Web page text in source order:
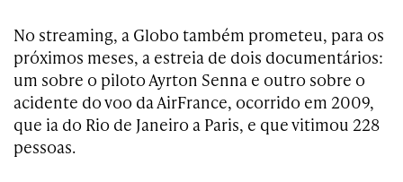
No streaming, a Globo também prometeu, para os
próximos meses, a estreia de dois documentários:
um sobre o piloto Ayrton Senna e outro sobre o
acidente do voo da AirFrance, ocorrido em 2009,
que ia do Rio de Janeiro a Paris, e que vitimou 228
pessoas.